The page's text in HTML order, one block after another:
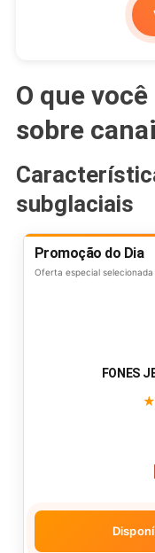
O que
sobre
subglaciais
Promoção do Dia
Oferta especial selecionada
FONES